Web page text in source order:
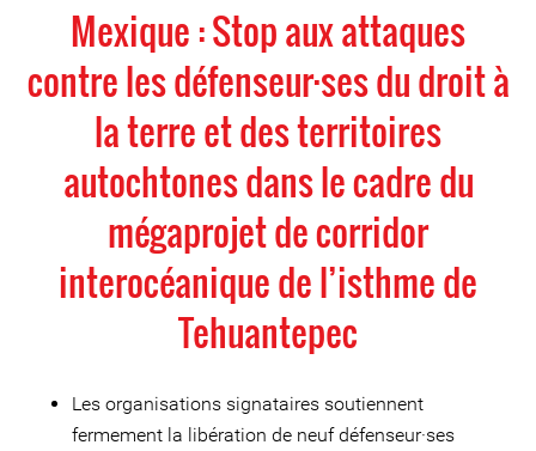
Mexique : Stop aux attaques
contre les défenseur·ses du droit à
la terre et des territoires
autochtones dans le cadre du
mégaprojet de corridor
interocéanique de l’isthme de
Tehuantepec
Les organisations signataires soutiennent
fermement la libération de neuf défenseur·ses